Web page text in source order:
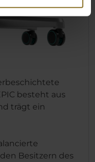
besteht aus
trägt ein
Besitzern des